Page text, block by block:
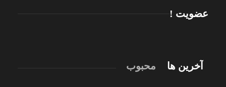
عضویت !
آخرین ها محبوب